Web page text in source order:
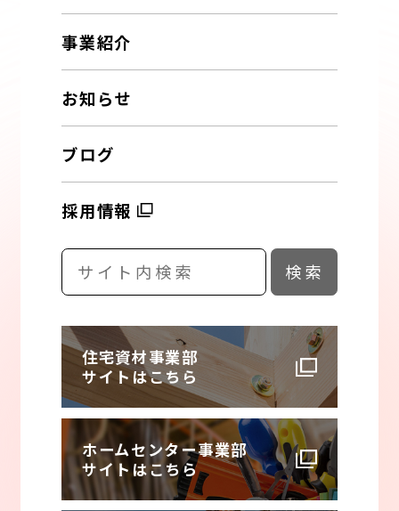
事業紹介
お知らせ
ブログ
採用情報
住宅資材事業部
サイトはこちら
ホームセンター事業部
サイトはこちら